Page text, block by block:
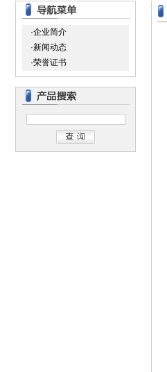
·企业简介
·新闻动态
·荣誉证书